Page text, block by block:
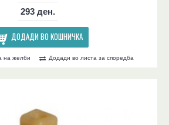
293 ден.
ДОДАДИ ВО КОШНИЧКА
на желби Додади во листа за споредба